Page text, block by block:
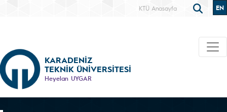
KTÜ Anasayfa EN
KARADENİZ
TEKNİK ÜNİVERSİTESİ
Heyelan UYGAR